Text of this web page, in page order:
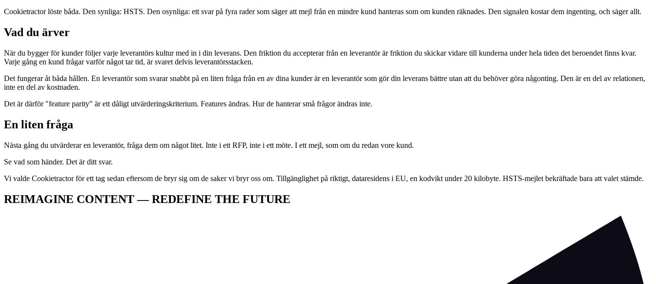
Cookietractor löste båda. Den synliga: HSTS. Den osynliga: ett svar på fyra rader som säger att mejl från en mindre kund hanteras som om kunden räknades. Den signalen kostar dem ingenting, och säger allt.
Vad du ärver
När du bygger för kunder följer varje leverantörs kultur med in i din leverans. Den friktion du accepterar från en leverantör är friktion du skickar vidare till kunderna under hela tiden det beroendet finns kvar.
Varje gång en kund frågar varför något tar tid, är svaret delvis leverantörsstacken.
Det fungerar åt båda hållen. En leverantör som svarar snabbt på en liten fråga från en av dina kunder är en leverantör som gör din leverans bättre utan att du behöver göra någonting. Den är en del av relationen,
inte en del av kostnaden.
Det är därför "feature parity" är ett dåligt utvärderingskriterium. Features ändras. Hur de hanterar små frågor ändras inte.
En liten fråga
Nästa gång du utvärderar en leverantör, fråga dem om något litet. Inte i ett RFP, inte i ett möte. I ett mejl, som om du redan vore kund.
Se vad som händer. Det är ditt svar.
Vi valde Cookietractor för ett tag sedan eftersom de bryr sig om de saker vi bryr oss om. Tillgänglighet på riktigt, dataresidens i EU, en kodvikt under 20 kilobyte. HSTS-mejlet bekräftade bara att valet stämde.
REIMAGINE CONTENT — REDEFINE THE FUTURE